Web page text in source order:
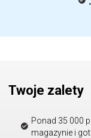
Twoje zalety
Ponad 35 000
magazynie i